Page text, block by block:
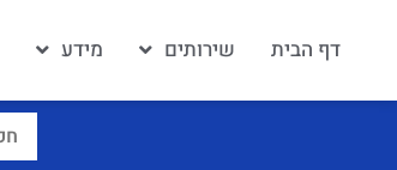
דף הבית שירותים מידע